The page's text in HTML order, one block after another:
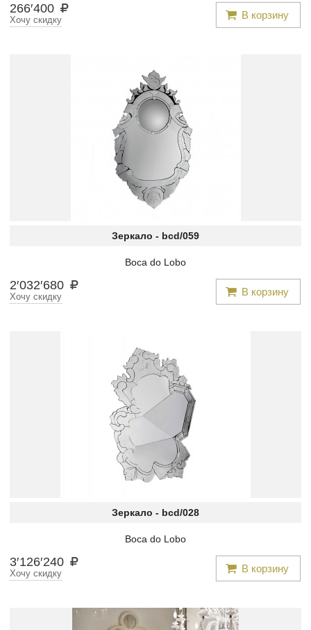
266′400 В корзину
Хочу скидку
Зеркало - bcd/059
Boca do Lobo
2′032′680 В корзину
Хочу скидку
Зеркало - bcd/028
Boca do Lobo
3′126′240 В корзину
Хочу скидку